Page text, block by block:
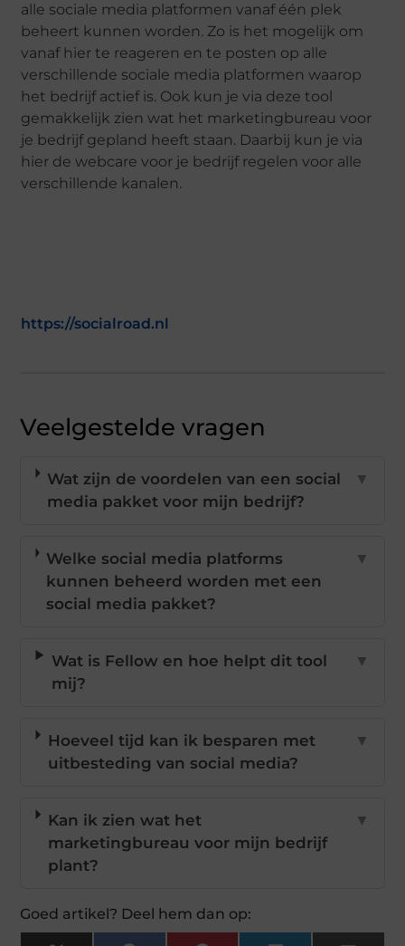
alle sociale media platformen vanaf één plek
beheert kunnen worden. Zo is het mogelijk om
vanaf hier te reageren en te posten op alle
verschillende sociale media platformen waarop
het bedrijf actief is. Ook kun je via deze tool
gemakkelijk zien wat het marketingbureau voor
je bedrijf gepland heeft staan. Daarbij kun je via
hier de webcare voor je bedrijf regelen voor alle
verschillende kanalen.
https://socialroad.nl
Veelgestelde vragen
Wat zijn de voordelen van een social
media pakket voor mijn bedrijf?
▼
Welke social media platforms
kunnen beheerd worden met een
social media pakket?
▼
Wat is Fellow en hoe helpt dit tool
mij?
▼
Hoeveel tijd kan ik besparen met
uitbesteding van social media?
▼
Kan ik zien wat het
marketingbureau voor mijn bedrijf
plant?
▼
Goed artikel? Deel hem dan op: